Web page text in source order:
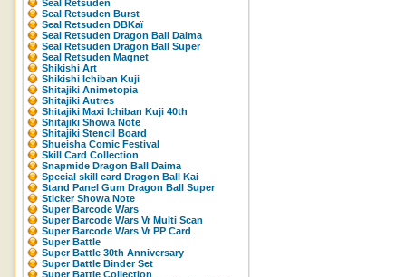
Seal Retsuden
Seal Retsuden Burst
Seal Retsuden DBKaï
Seal Retsuden Dragon Ball Daima
Seal Retsuden Dragon Ball Super
Seal Retsuden Magnet
Shikishi Art
Shikishi Ichiban Kuji
Shitajiki Animetopia
Shitajiki Autres
Shitajiki Maxi Ichiban Kuji 40th
Shitajiki Showa Note
Shitajiki Stencil Board
Shueisha Comic Festival
Skill Card Collection
Snapmide Dragon Ball Daima
Special skill card Dragon Ball Kai
Stand Panel Gum Dragon Ball Super
Sticker Showa Note
Super Barcode Wars
Super Barcode Wars Vr Multi Scan
Super Barcode Wars Vr PP Card
Super Battle
Super Battle 30th Anniversary
Super Battle Binder Set
Super Battle Collection